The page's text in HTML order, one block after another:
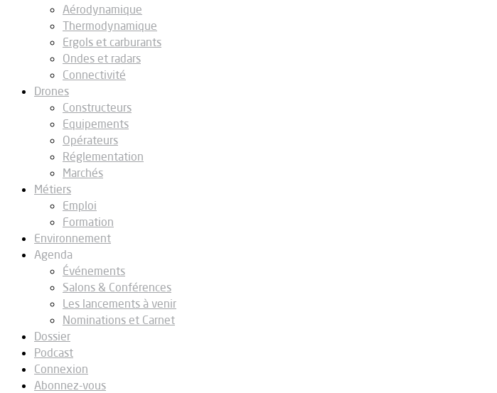
Aérodynamique
Thermodynamique
Ergols et carburants
Ondes et radars
Connectivité
Drones
Constructeurs
Equipements
Opérateurs
Réglementation
Marchés
Métiers
Emploi
Formation
Environnement
Agenda
Événements
Salons & Conférences
Les lancements à venir
Nominations et Carnet
Dossier
Podcast
Connexion
Abonnez-vous